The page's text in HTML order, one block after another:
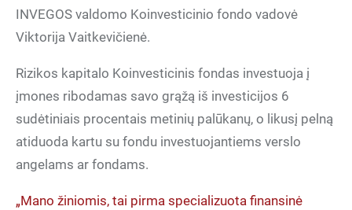
INVEGOS valdomo Koinvesticinio fondo vadovė
Viktorija Vaitkevičienė.
Rizikos kapitalo Koinvesticinis fondas investuoja į
įmones ribodamas savo grąžą iš investicijos 6
sudėtiniais procentais metinių palūkanų, o likusį pelną
atiduoda kartu su fondu investuojantiems verslo
angelams ar fondams.
„Mano žiniomis, tai pirma specializuota finansinė